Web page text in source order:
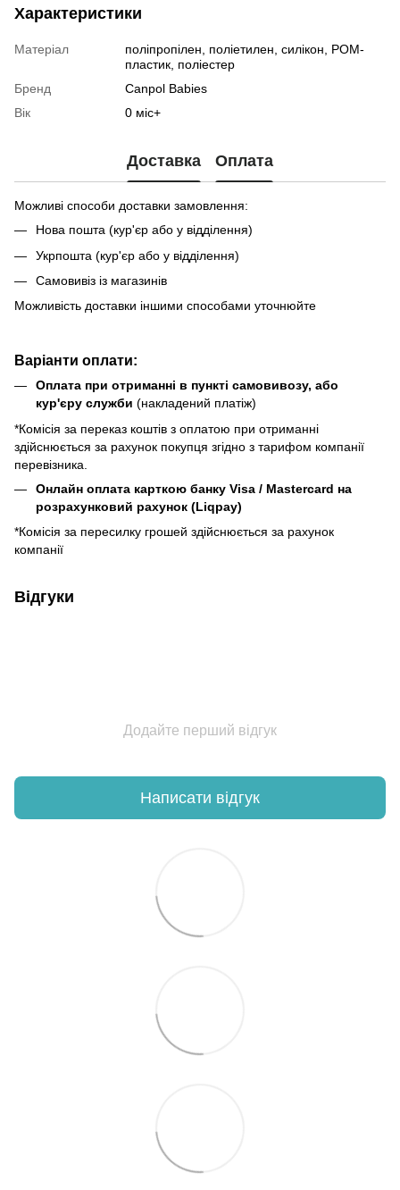
Характеристики
Матеріал
поліпропілен, поліетилен, силікон, РОМ-
пластик, поліестер
Бренд
Canpol Babies
Вік
0 міс+
Доставка Оплата
Можливі способи доставки замовлення:
Нова пошта (кур'єр або у відділення)
Укрпошта (кур'єр або у відділення)
Самовивіз із магазинів
Можливість доставки іншими способами уточнюйте
Варіанти оплати:
Оплата при отриманні в пункті самовивозу, або
кур'єру служби (накладений платіж)
*Комісія за переказ коштів з оплатою при отриманні
здійснюється за рахунок покупця згідно з тарифом компанії
перевізника.
Онлайн оплата карткою банку Visa / Mastercard на
розрахунковий рахунок (Liqpay)
*Комісія за пересилку грошей здійснюється за рахунок
компанії
Відгуки
Додайте перший відгук
Написати відгук